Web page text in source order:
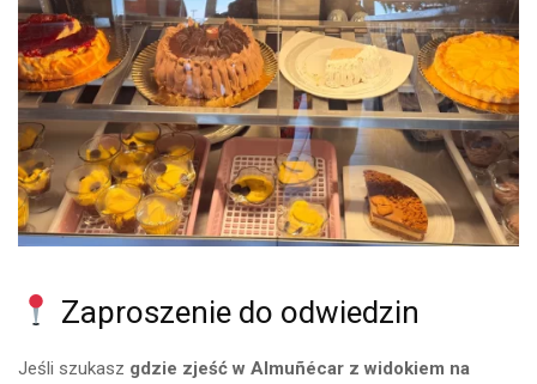
Zaproszenie do odwiedzin
Jeśli szukasz gdzie zjeść w Almuñécar z widokiem na